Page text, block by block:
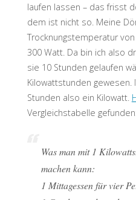
laufen lassen – das frisst
dem ist nicht so. Meine
Trocknungstemperatur
300 Watt. Da bin ich also
sie 10 Stunden gelaufen
Kilowattstunden gewesen.
Stunden also ein Kilowatt.
Vergleichstabelle
Was man mit 1
machen kann:
1 Mittagessen für vier